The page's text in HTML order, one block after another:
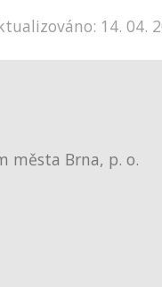
14. 04.
města Brna, p. o.